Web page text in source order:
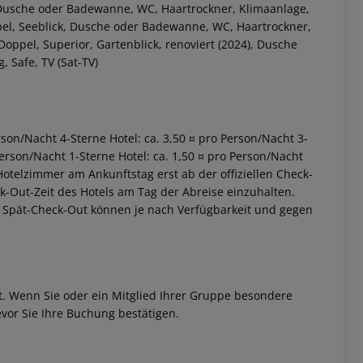
oder Badewanne, WC, Haartrockner, Klimaanlage,
Seeblick, Dusche oder Badewanne, WC, Haartrockner,
Superior, Gartenblick, renoviert (2024), Dusche
TV (Sat-TV)
Nacht 4-Sterne Hotel: ca. 3,50 ¤ pro Person/Nacht 3-
Nacht 1-Sterne Hotel: ca. 1,50 ¤ pro Person/Nacht
am Ankunftstag erst ab der offiziellen Check-
Out-Zeit des Hotels am Tag der Abreise einzuhalten.
Check-Out können je nach Verfügbarkeit und gegen
Sie oder ein Mitglied Ihrer Gruppe besondere
Sie Ihre Buchung bestätigen.
akzeptieren